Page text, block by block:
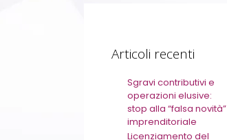
Articoli recenti
Sgravi contributivi e
operazioni elusive:
stop alla “falsa novità”
imprenditoriale
Licenziamento del